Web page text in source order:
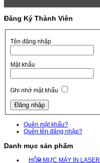
Đăng Ký Thành Viên
Tên đăng nhập
Mật khẩu
Ghi nhớ mật khẩu
Quên mật khẩu?
Quên tên đăng nhập?
Danh mục sản phẩm
HỘP MỰC MÁY IN LASER